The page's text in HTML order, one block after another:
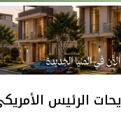
الرئيس